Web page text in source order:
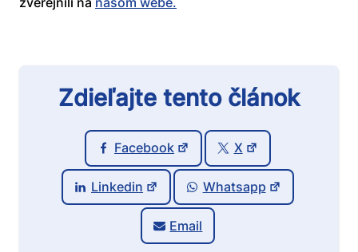
Zdieľajte tento článok
Facebook X
Linkedin Whatsapp
Email